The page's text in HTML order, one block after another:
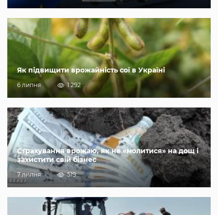
Як підвищити врожайність сої в Україні
6 липня 1 292
Страхування врожаю, як не «молитися» на дощ і
захистити свій бізнес
7 липня 519